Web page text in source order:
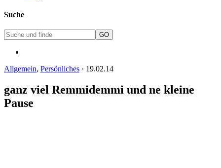
Suche
Allgemein, Persönliches · 19.02.14
ganz viel Remmidemmi und ne kleine
Pause